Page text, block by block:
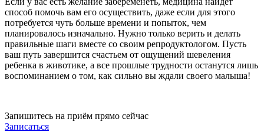
способ помочь вам его осуществить, даже если для этого
потребуется чуть больше времени и попыток, чем
планировалось изначально. Нужно только верить и делать
правильные шаги вместе со своим репродуктологом. Пусть
ваш путь завершится счастьем от ощущений шевеления
ребенка в животике, а все прошлые трудности останутся лишь
воспоминанием о том, как сильно вы ждали своего малыша!
Запишитесь на приём прямо сейчас
Записаться